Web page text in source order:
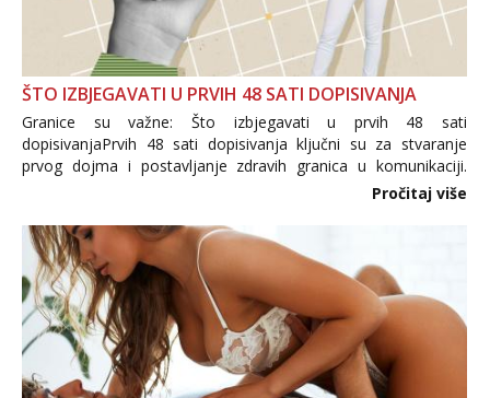
ŠTO IZBJEGAVATI U PRVIH 48 SATI DOPISIVANJA
Granice su važne: Što izbjegavati u prvih 48 sati
dopisivanjaPrvih 48 sati dopisivanja ključni su za stvaranje
prvog dojma i postavljanje zdravih granica u komunikaciji.
Važno je izbjeći prebrzo otkrivanje osobnih ili intimnih
informacija, jer nepoznata osoba još nije zaslužila to
povjerenje. Takođe...
Pročitaj više